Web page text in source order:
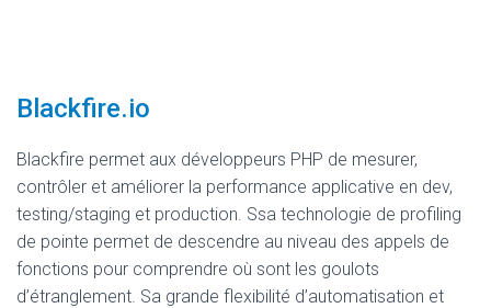
Blackfire.io
Blackfire permet aux développeurs PHP de mesurer,
contrôler et améliorer la performance applicative en dev,
testing/staging et production. Ssa technologie de profiling
de pointe permet de descendre au niveau des appels de
fonctions pour comprendre où sont les goulots
d’étranglement. Sa grande flexibilité d’automatisation et